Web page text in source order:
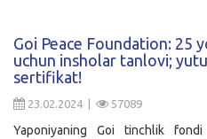
Goi Peace Foundation: 25
uchun insholar tanlovi;
sertifikat!
23.02.2024 | 57089
Yaponiyaning Goi tinchlik